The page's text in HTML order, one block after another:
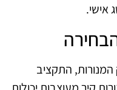
אישי.
התקציב